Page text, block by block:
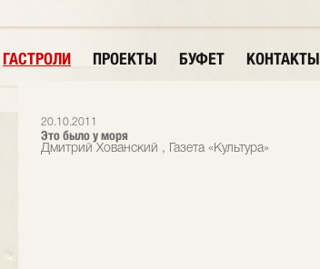
ГАСТРОЛИ ПРОЕКТЫ БУФЕТ КОНТАКТЫ
20.10.2011
Это было у моря
Дмитрий Хованский , Газета «Культура»